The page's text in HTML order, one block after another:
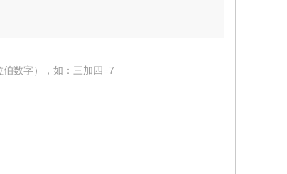
数字），如：三加四=7